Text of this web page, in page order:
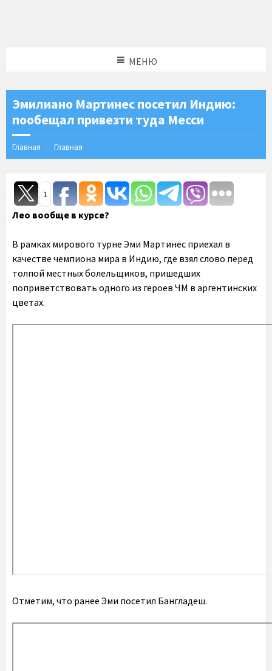
МЕНЮ
Эмилиано Мартинес посетил Индию:
пообещал привезти туда Месси
Главная Главная
1
Лео вообще в курсе?
В рамках мирового турне Эми Мартинес приехал в
качестве чемпиона мира в Индию, где взял слово перед
толпой местных болельщиков, пришедших
поприветствовать одного из героев ЧМ в аргентинских
цветах.
Отметим, что ранее Эми посетил Бангладеш.